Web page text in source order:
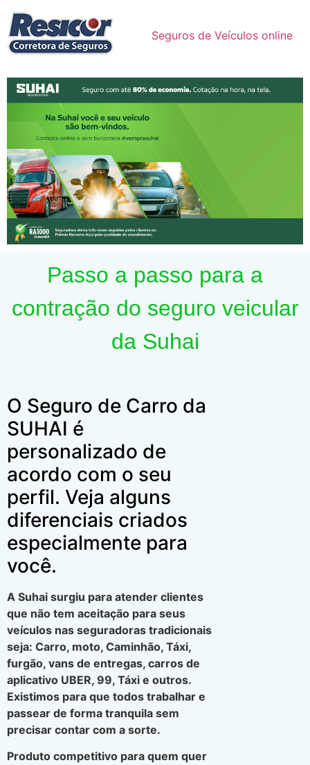
Seguros de Veículos online
Passo a passo para a
contração do seguro veicular
da Suhai
O Seguro de Carro da
SUHAI é
personalizado de
acordo com o seu
perfil. Veja alguns
diferenciais criados
especialmente para
você.
A Suhai surgiu para atender clientes
que não tem aceitação para seus
veículos nas seguradoras tradicionais
seja: Carro, moto, Caminhão, Táxi,
furgão, vans de entregas, carros de
aplicativo UBER, 99, Táxi e outros.
Existimos para que todos trabalhar e
passear de forma tranquila sem
precisar contar com a sorte.
Produto competitivo para quem quer